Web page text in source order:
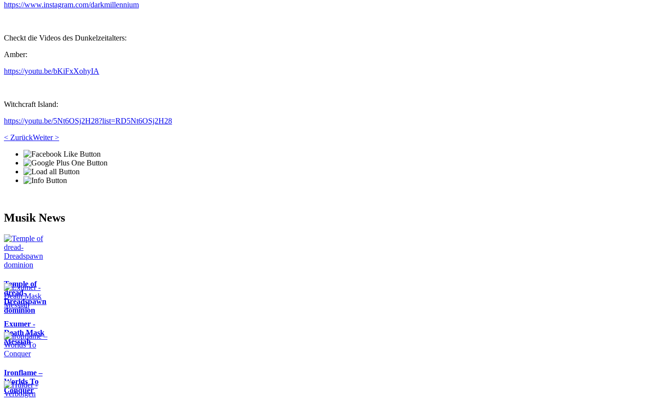
https://www.instagram.com/darkmillennium
Checkt die Videos des Dunkelzeitalters:
Amber:
https://youtu.be/bKiFxXohyIA
Witchcraft Island:
https://youtu.be/5Nt6OSj2H28?list=RD5Nt6OSj2H28
< ZurückWeiter >
Musik News
Temple of
dread-
Dreadspawn
dominion
Exumer -
Death Mask
Messiah
Ironflame –
Worlds To
Conquer